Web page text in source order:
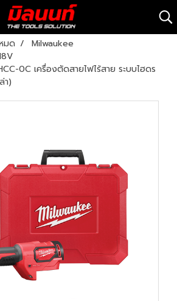
มด
Milwaukee
0C เครื่องตัดสายไฟไร้สาย ระบบไฮดร
า)